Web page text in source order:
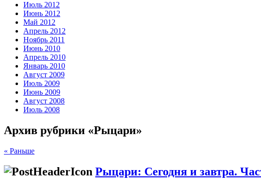
Июль 2012
Июнь 2012
Май 2012
Апрель 2012
Ноябрь 2011
Июнь 2010
Апрель 2010
Январь 2010
Август 2009
Июль 2009
Июнь 2009
Август 2008
Июль 2008
Архив рубрики «Рыцари»
« Раньше
Рыцари: Сегодня и завтра.